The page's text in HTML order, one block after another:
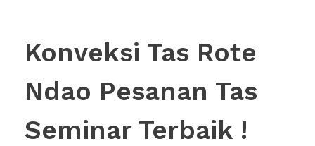
Konveksi Tas Rote
Ndao Pesanan Tas
Seminar Terbaik !